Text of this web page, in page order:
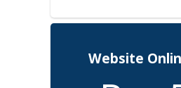
Website